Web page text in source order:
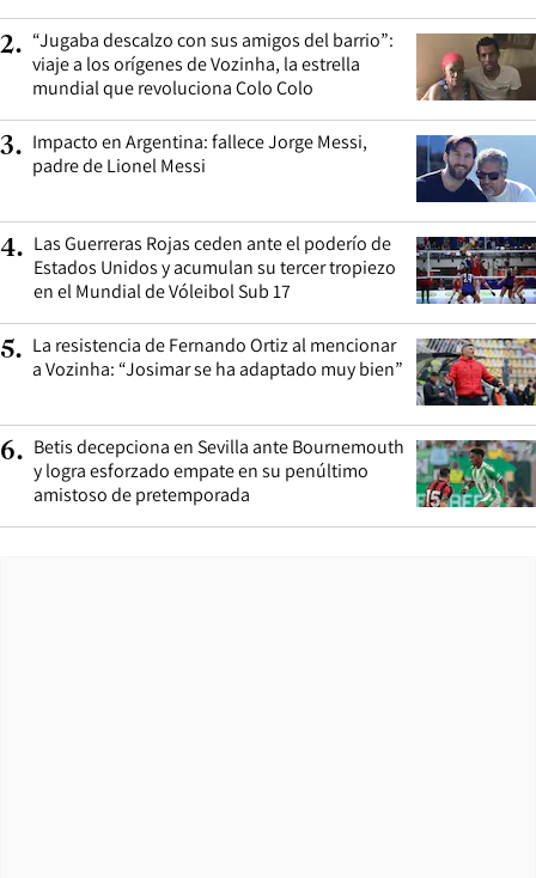
2. “Jugaba descalzo con sus amigos del barrio”:
viaje a los orígenes de Vozinha, la estrella
mundial que revoluciona Colo Colo
3. Impacto en Argentina: fallece Jorge Messi,
padre de Lionel Messi
4. Las Guerreras Rojas ceden ante el poderío de
Estados Unidos y acumulan su tercer tropiezo
en el Mundial de Vóleibol Sub 17
5. La resistencia de Fernando Ortiz al mencionar
a Vozinha: “Josimar se ha adaptado muy bien”
6. Betis decepciona en Sevilla ante Bournemouth
y logra esforzado empate en su penúltimo
amistoso de pretemporada